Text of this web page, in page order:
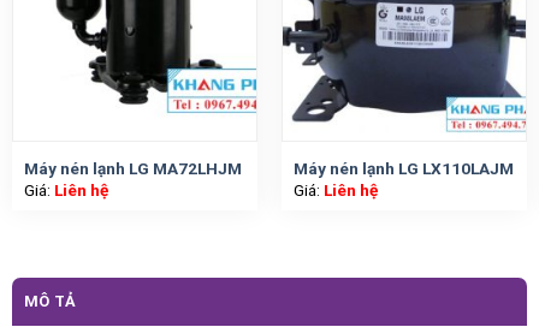
Máy nén lạnh LG MA72LHJM
Giá: Liên hệ
Máy nén lạnh LG LX110LAJM
Giá: Liên hệ
MÔ TẢ